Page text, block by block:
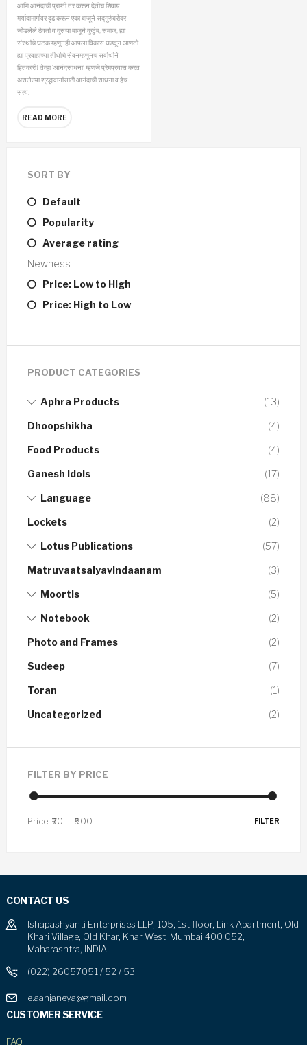
आणि आनंदाची प्राप्ती तर करून देतोच शिवाय
मर्यादामार्गावर दृढ करून एका बाजूने सद्गुरुंबरोबर
जोडलेले ठेवतो व दुसर्‍या बाजूने कुटुंब, समाज, ह्या
संस्थांचे घटक म्हणूनही आपला विकास घडवून आणतो.
ह्या प्रवाहाच्या तीर्थाचे सेवनम्हणूनच सर्वार्थाने
हितकारी! तेव्हा ‘आनंदसाधना’ म्हणजे प्रेमप्रवास करत
असलेल्या श्रद्धावानांसाठी आनंदाची साधना व हेच
सत्य.
READ MORE
SORT BY
Default
Popularity
Average rating
Newness
Price: Low to High
Price: High to Low
PRODUCT CATEGORIES
Aphra Products (13)
Dhoopshikha (4)
Food Products (4)
Ganesh Idols (17)
Language (88)
Lockets (2)
Lotus Publications (57)
Matruvaatsalyavindaanam (3)
Moortis (5)
Notebook (2)
Photo and Frames (2)
Sudeep (7)
Toran (1)
Uncategorized (2)
FILTER BY PRICE
FILTER
Price: ₹70 — ₹500
CONTACT US
Ishapashyanti Enterprises LLP, 105, 1st floor, Link Apartment, Old
Khari Village, Old Khar, Khar West, Mumbai 400 052,
Maharashtra, INDIA
(022) 26057051 / 52 / 53
e.aanjaneya@gmail.com
CUSTOMER SERVICE
FAQ